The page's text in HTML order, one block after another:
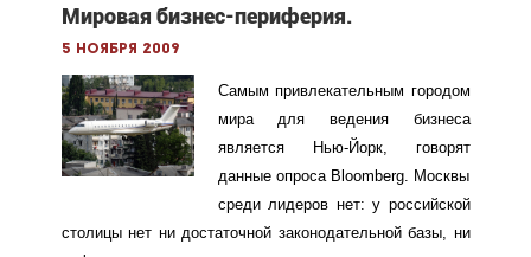
Мировая бизнес-периферия.
5 ноября 2009
Самым привлекательным городом
мира для ведения бизнеса
является Нью-Йорк, говорят
данные опроса Bloomberg. Москвы
среди лидеров нет: у российской
столицы нет ни достаточной законодательной базы, ни